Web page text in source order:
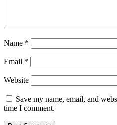
Name *
Email *
Website
Save my name, email, and
time I comment.